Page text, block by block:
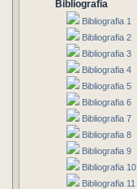
Bibliografia
Bibliografia 1
Bibliografia 2
Bibliografia 3
Bibliografia 4
Bibliografia 5
Bibliografia 6
Bibliografia 7
Bibliografia 8
Bibliografia 9
Bibliografia 10
Bibliografia 11